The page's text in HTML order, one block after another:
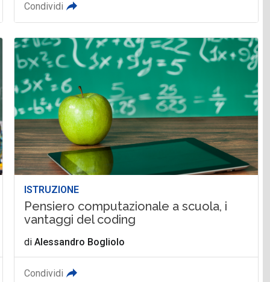
Condividi
ISTRUZIONE
Pensiero computazionale a scuola, i
vantaggi del coding
diAlessandro Bogliolo
Condividi